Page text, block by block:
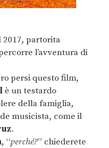
partorita
l’avventura di
persi questo film,
è un testardo
della famiglia,
musicista, come il
.
, “perché?” chiederete